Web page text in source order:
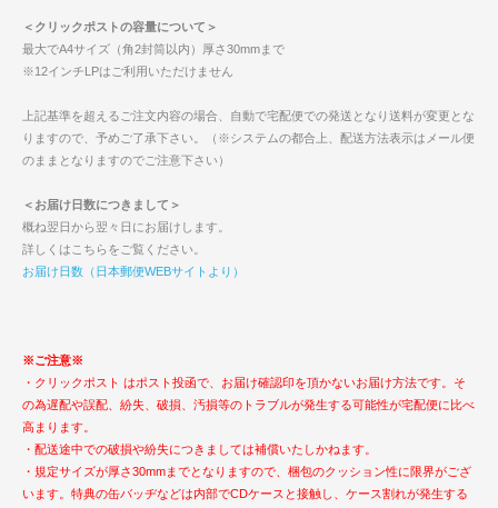
＜クリックポストの容量について＞
最大でA4サイズ（角2封筒以内）厚さ30mmまで
※12インチLPはご利用いただけません
上記基準を超えるご注文内容の場合、自動で宅配便での発送となり送料が変更とな
りますので、予めご了承下さい。（※システムの都合上、配送方法表示はメール便
のままとなりますのでご注意下さい）
＜お届け日数につきまして＞
概ね翌日から翌々日にお届けします。
詳しくはこちらをご覧ください。
お届け日数（日本郵便WEBサイトより）
※ご注意※
・クリックポスト はポスト投函で、お届け確認印を頂かないお届け方法です。そ
の為遅配や誤配、紛失、破損、汚損等のトラブルが発生する可能性が宅配便に比べ
高まります。
・配送途中での破損や紛失につきましては補償いたしかねます。
・規定サイズが厚さ30mmまでとなりますので、梱包のクッション性に限界がござ
います。特典の缶バッヂなどは内部でCDケースと接触し、ケース割れが発生する